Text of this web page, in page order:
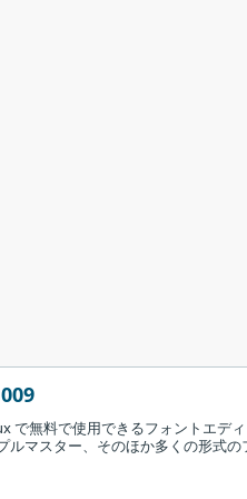
で無料で使用できるフォントエディ
ルマスター、そのほか多くの形式